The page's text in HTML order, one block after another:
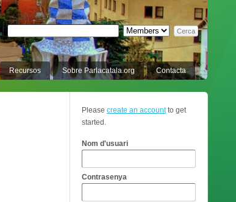
Recursos Sobre Parlacatala.org Contacta
Please create an accountto get
started.
Nom d'usuari
Contrasenya